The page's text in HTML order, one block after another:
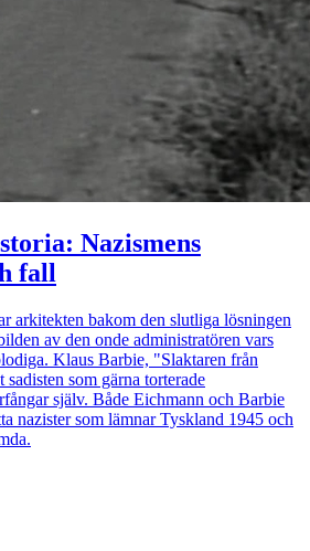
Nazismens
fall
arkitekten bakom den slutliga lösningen
av den onde administratören vars
Klaus Barbie, "Slaktaren från
som gärna torterade
själv. Både Eichmann och Barbie
nazister som lämnar Tyskland 1945 och